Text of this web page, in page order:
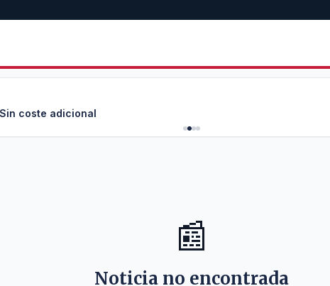
coste adicional
📰
Noticia no encontrada